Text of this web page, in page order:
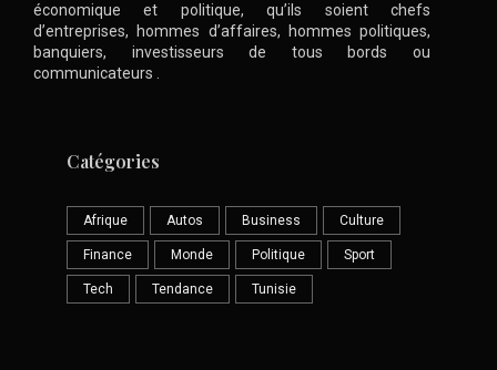
économique et politique, qu’ils soient chefs
d’entreprises, hommes d’affaires, hommes politiques,
banquiers, investisseurs de tous bords ou
communicateurs .
Catégories
Afrique Autos Business Culture
Finance Monde Politique Sport
Tech Tendance Tunisie